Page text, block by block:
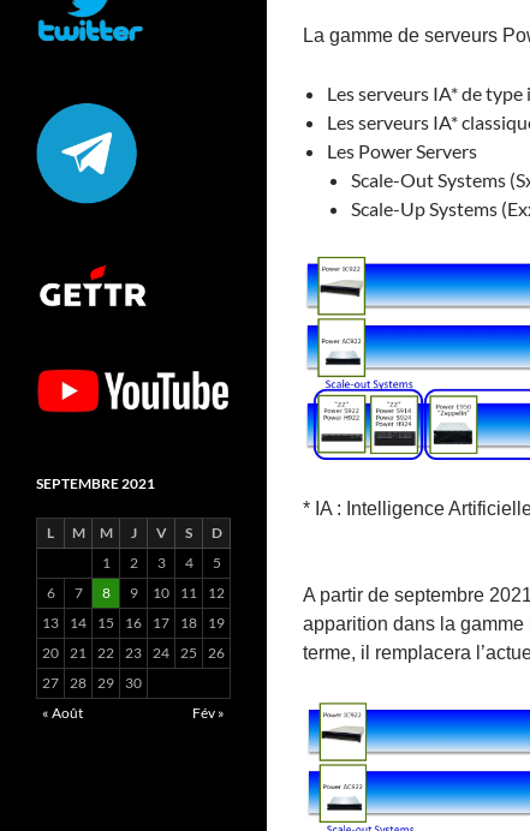
La gamme de serveurs
Les serveurs IA* de type
Les serveurs IA*
Les Power Servers
Scale-Out Systems
Scale-Up Systems
* IA : Intelligence
A partir de septembre
apparition dans la
terme, il remplacera
SEPTEMBRE 2021
L M M J V S
D
1
2 3 4
5
6
7 8 9 10 11
12
13
14 15 16 17 18
19
20 21 22 23 24 25
26
27 28 29
30
« Août
Fév »